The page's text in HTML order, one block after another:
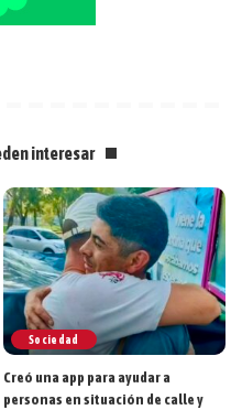
interesar
Sociedad
Creó una app para ayudar a
personas en situación de calle y